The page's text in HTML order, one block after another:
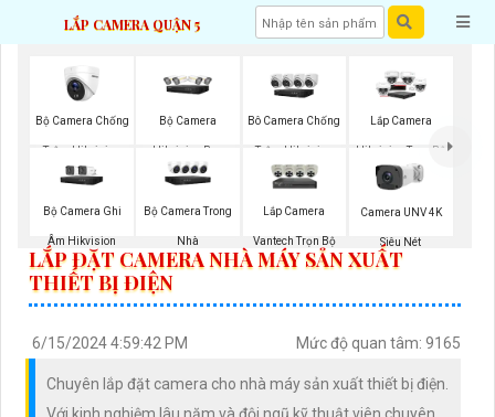
LẮP CAMERA QUẬN 5
Bộ Camera Chống
Trộm Hikvision
Bộ Camera
Hikvision Ban
Đêm Có Màu
Bô Camera Chống
Trộm Hikvision
Lắp Camera
Hikvision Trọn Bộ
Bộ Camera Ghi
Âm Hikvision
Bộ Camera Trong
Nhà
Lắp Camera
Vantech Trọn Bộ
Camera UNV 4K
Siêu Nét
LẮP ĐẶT CAMERA NHÀ MÁY SẢN XUẤT
THIẾT BỊ ĐIỆN
6/15/2024 4:59:42 PM Mức độ quan tâm: 9165
Chuyên lắp đặt camera cho nhà máy sản xuất thiết bị điện.
Với kinh nghiệm lâu năm và đội ngũ kỹ thuật viên chuyên